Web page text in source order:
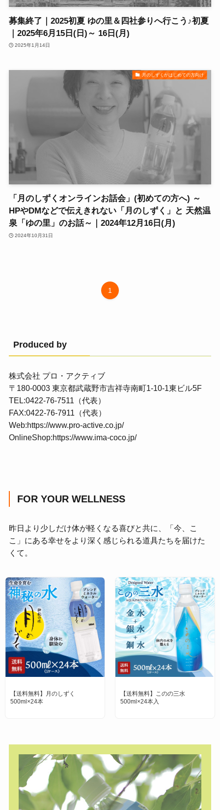
募集終了｜2025初夏 ゆの里＆四社参りへ行こう♪初夏
｜2025年6月15日(日)～ 16日(月)
2025年1月14日
月のしずくがはじめての方向け
「月のしずくオンラインお話会」(初めての方へ) ～
HPやDMなどで伝えきれない「月のしずく」と 天然温
泉「ゆの里」のお話～｜2024年12月16日(月)
2024年10月31日
1
Produced by
株式会社 プロ・アクティブ
〒180-0003 東京都武蔵野市吉祥寺南町1-10-1東ビル5F
TEL:0422-76-7511（代表）
FAX:0422-76-7911（代表）
Web:https://www.pro-active.co.jp/
OnlineShop:https://www.ima-coco.jp/
FOR YOUR WELLNESS
昨日より少しだけ体が軽くなる喜びと共に、「今、こ
こ」にある幸せをより深く感じられる道具たちを届けた
くて。
【送料無料】月のしずく
500ml×24本
【送料無料】このの三水
500ml×24本入